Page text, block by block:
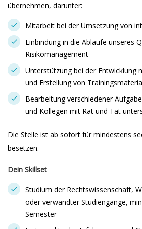
übernehmen, darunter:
Mitarbeit bei der Umsetzung von
Einbindung in die Abläufe unseres
Risikomanagement
Unterstützung bei der Entwicklung
und Erstellung von
Bearbeitung verschiedener
und Kollegen mit Rat und Tat
Die Stelle ist ab sofort für mindestens
besetzen.
Dein Skillset
Studium der Rechtswissenschaft,
oder verwandter Studiengänge,
Semester